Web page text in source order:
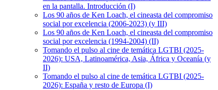
en la pantalla. Introducción (I)
Los 90 años de Ken Loach, el cineasta del compromiso
social por excelencia (2006-2023) (y III)
Los 90 años de Ken Loach, el cineasta del compromiso
social por excelencia (1994-2004) (II)
Tomando el pulso al cine de temática LGTBI (2025-
2026): USA, Latinoamérica, Asia, África y Oceanía (y
II)
Tomando el pulso al cine de temática LGTBI (2025-
2026): España y resto de Europa (I)